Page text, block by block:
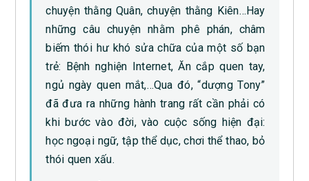
chuyện thằng Quân, chuyện thằng Kiên…Hay
những câu chuyện nhằm phê phán, châm
biếm thói hư khó sửa chữa của một số bạn
trẻ: Bệnh nghiện Internet, Ăn cắp quen tay,
ngủ ngày quen mắt,…Qua đó, “dượng Tony”
đã đưa ra những hành trang rất cần phải có
khi bước vào đời, vào cuộc sống hiện đại:
học ngoại ngữ, tập thể dục, chơi thể thao, bỏ
thói quen xấu.